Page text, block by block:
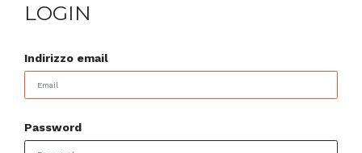
LOGIN
Indirizzo email
Password